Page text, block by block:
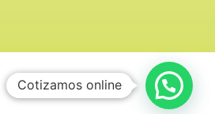
Cotizamos online